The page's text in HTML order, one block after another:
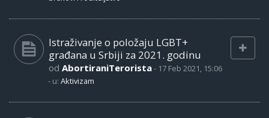
Istraživanje o položaju LGBT+
građana u Srbiji za 2021. godinu
od AbortiraniTerorista- 17 Feb 2021, 15:06
- u: Aktivizam